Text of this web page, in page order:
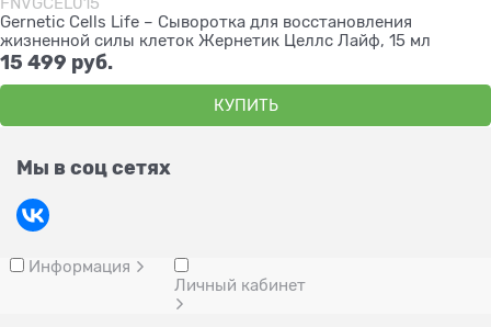
FNVGCEL015
Gernetic Cells Life – Сыворотка для восстановления
жизненной силы клеток Жернетик Целлс Лайф, 15 мл
15 499 руб.
КУПИТЬ
Мы в соц сетях
Информация
Личный кабинет